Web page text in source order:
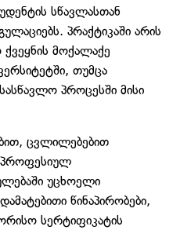
სწავლასთან
პრაქტიკაში არის
მოქალაქე
თუმცა
პროცესში მისი
ცვლილებებით
პროფესიულ
უცხოელი
წინაპირობები,
სერტიფიკატის